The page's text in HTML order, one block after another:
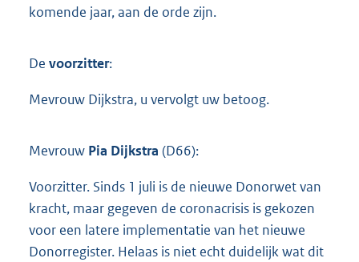
komende jaar, aan de orde zijn.
De voorzitter:
Mevrouw Dijkstra, u vervolgt uw betoog.
Mevrouw Pia Dijkstra (D66):
Voorzitter. Sinds 1 juli is de nieuwe Donorwet van
kracht, maar gegeven de coronacrisis is gekozen
voor een latere implementatie van het nieuwe
Donorregister. Helaas is niet echt duidelijk wat dit